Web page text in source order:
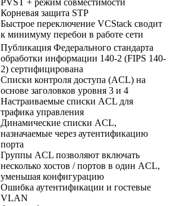
PVST + режим совместимости
Корневая защита STP
Быстрое переключение VCStack сводит
к минимуму перебои в работе сети
Публикация Федерального стандарта
обработки информации 140-2 (FIPS 140-
2) сертифицирована
Списки контроля доступа (ACL) на
основе заголовков уровня 3 и 4
Настраиваемые списки ACL для
трафика управления
Динамические списки ACL,
назначаемые через аутентификацию
порта
Группы ACL позволяют включать
несколько хостов / портов в один ACL,
уменьшая конфигурацию
Ошибка аутентификации и гостевые
VLAN